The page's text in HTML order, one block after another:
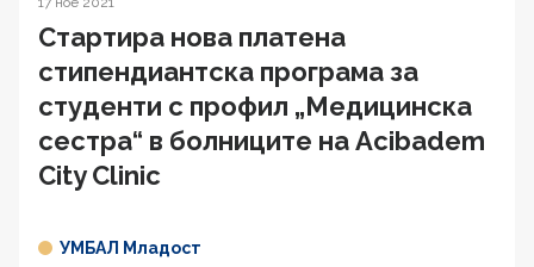
Стартира нова платена
стипендиантска програма за
студенти с профил „Медицинска
сестра“ в болниците на Acibadem
City Clinic
УМБАЛ Младост